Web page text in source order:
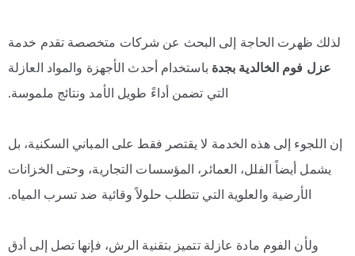
لذلك ظهرت الحاجة إلى البحث عن شركات متخصصة تقدم خدمة
عزل فوم الخالدية بجدة باستخدام أحدث الأجهزة والمواد العازلة
التي تضمن أداءً طويل الأمد ونتائج ملموسة.
إن اللجوء إلى هذه الخدمة لا يقتصر فقط على المباني السكنية، بل
يشمل أيضاً الفلل، العمائر، المؤسسات التجارية، وحتى الخزانات
الأرضية والعلوية التي تتطلب حلولاً وقائية ضد تسرب المياه.
ولأن الفوم مادة عازلة تتميز بتقنية الرش، فإنها تصل إلى أدق